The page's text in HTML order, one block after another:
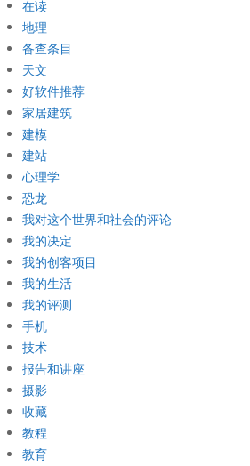
在读
地理
备查条目
天文
好软件推荐
家居建筑
建模
建站
心理学
恐龙
我对这个世界和社会的评论
我的决定
我的创客项目
我的生活
我的评测
手机
技术
报告和讲座
摄影
收藏
教程
教育